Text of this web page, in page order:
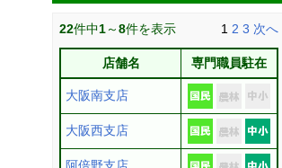
22件中1～8件を表示 1 2 3 次へ
店舗名 専門職員駐在
大阪南支店
大阪西支店